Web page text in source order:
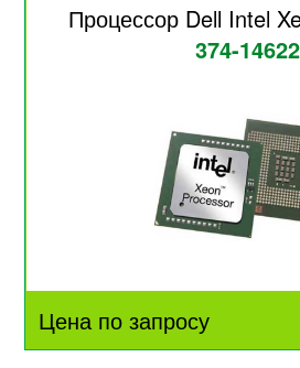
Процессор Dell Intel
374-14622
Цена по запросу